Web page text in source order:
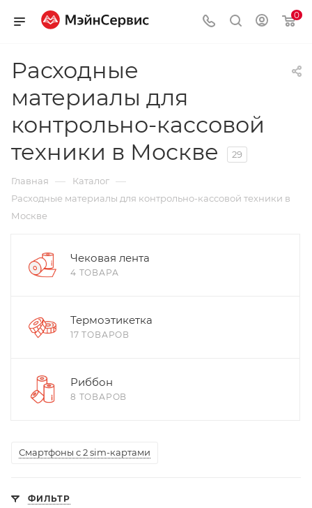
0
Расходные
материалы для
контрольно-кассовой
техники в Москве
29
Главная — Каталог —
Расходные материалы для контрольно-кассовой техники в
Москве
Чековая лента
4 ТОВАРА
Термоэтикетка
17 ТОВАРОВ
Риббон
8 ТОВАРОВ
Смартфоны с 2 sim-картами
ФИЛЬТР